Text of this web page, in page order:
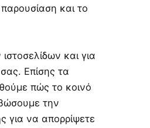
και το
και για
Επίσης τα
πώς το κοινό
την
για να απορρίψετε